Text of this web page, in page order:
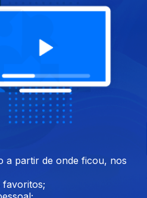
Ribeiro e Rosa Montero
do livro "A louca da casa"
a partir de onde ficou, nos
favoritos;